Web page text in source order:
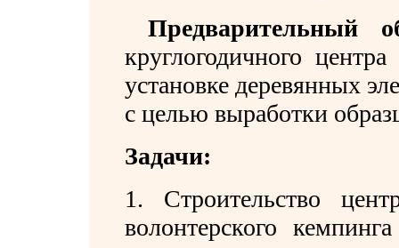
Предварительный
круглогодичного
установке деревянных
с целью выработки
Задачи:
1. Строительство
волонтерского